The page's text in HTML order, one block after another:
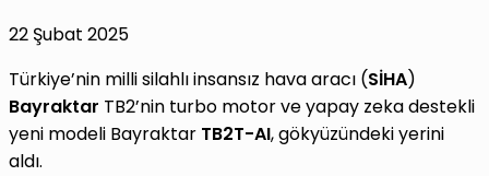
22 Şubat 2025
Türkiye’nin milli silahlı insansız hava aracı (SİHA)
Bayraktar TB2’nin turbo motor ve yapay zeka destekli
yeni modeli Bayraktar TB2T-AI, gökyüzündeki yerini
aldı.